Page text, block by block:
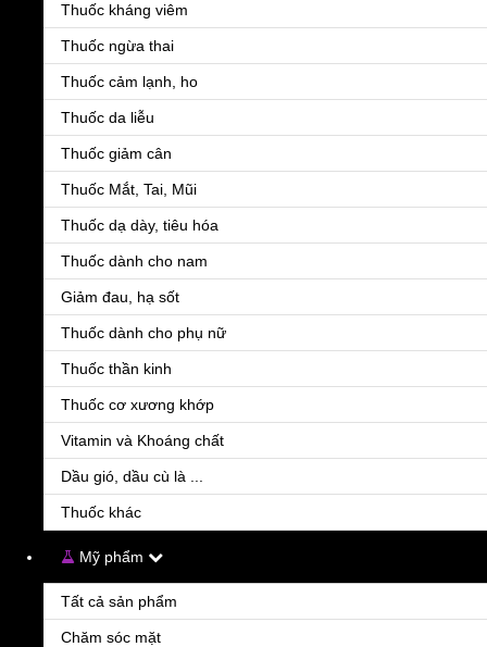
Thuốc kháng viêm
Thuốc ngừa thai
Thuốc cảm lạnh, ho
Thuốc da liễu
Thuốc giảm cân
Thuốc Mắt, Tai, Mũi
Thuốc dạ dày, tiêu hóa
Thuốc dành cho nam
Giảm đau, hạ sốt
Thuốc dành cho phụ nữ
Thuốc thần kinh
Thuốc cơ xương khớp
Vitamin và Khoáng chất
Dầu gió, dầu cù là ...
Thuốc khác
Mỹ phẩm
Tất cả sản phẩm
Chăm sóc mặt
Thông tin chi tiết thuốc
1. Dạng bào chế và hàm lượng
- Dạng bào chế: viên nén
- Hàm lượng: Mỗi 1 viên: Oxybutynine chlorhydrate 5mg, tương
Tác dụng của thuốc Driptane
Driptane được chỉ định điều trị trong các trường hợp:
-
Tiếu gấp( mắc tiểu phải đi ngay) và tần suất đi tiểu nhiều quá
Driptane chứa Oxybutynine là chất chống co thắt loại kháng
bàng quang.